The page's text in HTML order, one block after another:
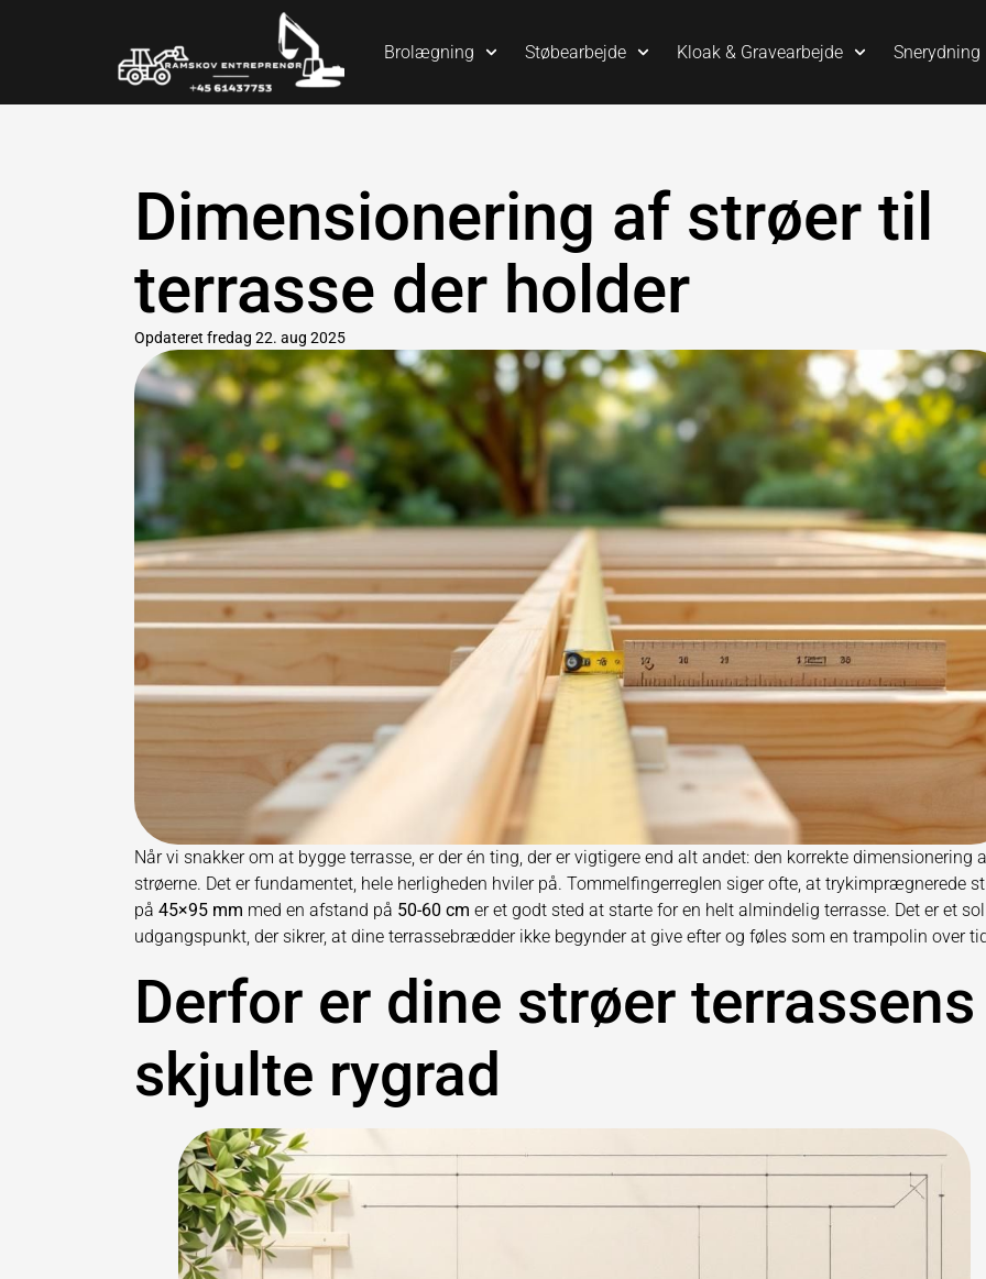
Brolægning Støbearbejde Kloak & Gravearbejde Snerydning
Dimensionering af strøer til
terrasse der holder
Opdateret fredag 22. aug 2025
Når vi snakker om at bygge terrasse, er der én ting, der er vigtigere end alt andet: den korrekte dimensionering
strøerne. Det er fundamentet, hele herligheden hviler på. Tommelfingerreglen siger ofte, at trykimprægnerede
på 45×95 mm med en afstand på 50-60 cm er et godt sted at starte for en helt almindelig terrasse. Det er et
udgangspunkt, der sikrer, at dine terrassebrædder ikke begynder at give efter og føles som en trampolin over
Derfor er dine strøer terrassens
skjulte rygrad